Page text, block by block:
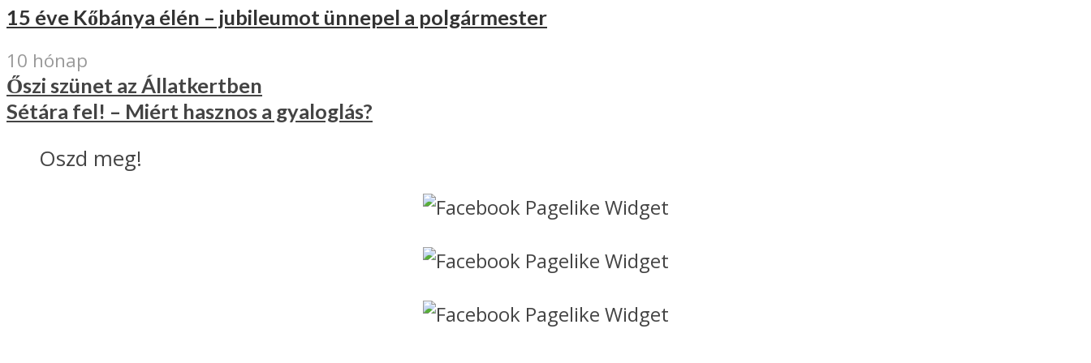
15 éve Kőbánya élén – jubileumot ünnepel a polgármester
10 hónap
Őszi szünet az Állatkertben
Sétára fel! – Miért hasznos a gyaloglás?
Oszd meg!